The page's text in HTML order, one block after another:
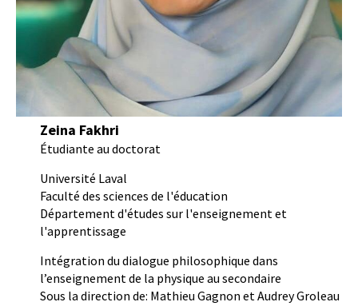
Zeina Fakhri
Étudiante au doctorat
Université Laval
Faculté des sciences de l'éducation
Département d'études sur l'enseignement et
l'apprentissage
Intégration du dialogue philosophique dans
l’enseignement de la physique au secondaire
Sous la direction de: Mathieu Gagnon et Audrey Groleau